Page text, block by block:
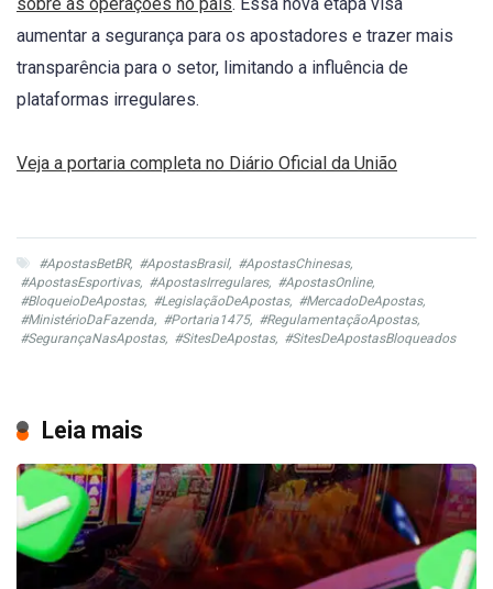
aumentar a segurança para os apostadores e trazer mais
transparência para o setor, limitando a influência de
plataformas irregulares.
Veja a portaria completa no Diário Oficial da União
#ApostasBetBR, #ApostasBrasil, #ApostasChinesas,
#ApostasEsportivas, #ApostasIrregulares, #ApostasOnline,
#BloqueioDeApostas, #LegislaçãoDeApostas, #MercadoDeApostas,
#MinistérioDaFazenda, #Portaria1475, #RegulamentaçãoApostas,
#SegurançaNasApostas, #SitesDeApostas, #SitesDeApostasBloqueados
Leia mais